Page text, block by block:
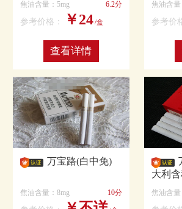
焦油含量：5mg 6.2分
参考价格： ￥24/盒
查看详情
焦油含量
参考价
万宝路(白中免)
焦油含量：8mg 10分
大利
焦油含量